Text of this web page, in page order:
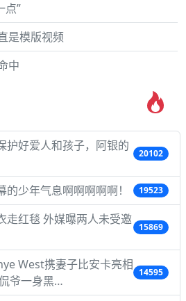
点”
是模版视频
中
护好爱人和孩子，阿银的
20102
少年气息啊啊啊啊啊！ 19523
走红毯 外媒曝两人未受邀
15869
West携妻子比安卡亮相
爷一身黑…
14595